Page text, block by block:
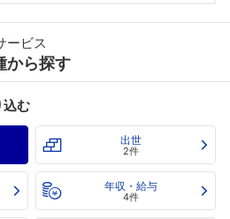
ービス
から探す
込む
出世
2件
年収・給与
4件